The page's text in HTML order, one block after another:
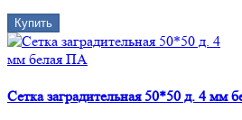
Купить
Сетка заградительная 50*50 д. 4 мм